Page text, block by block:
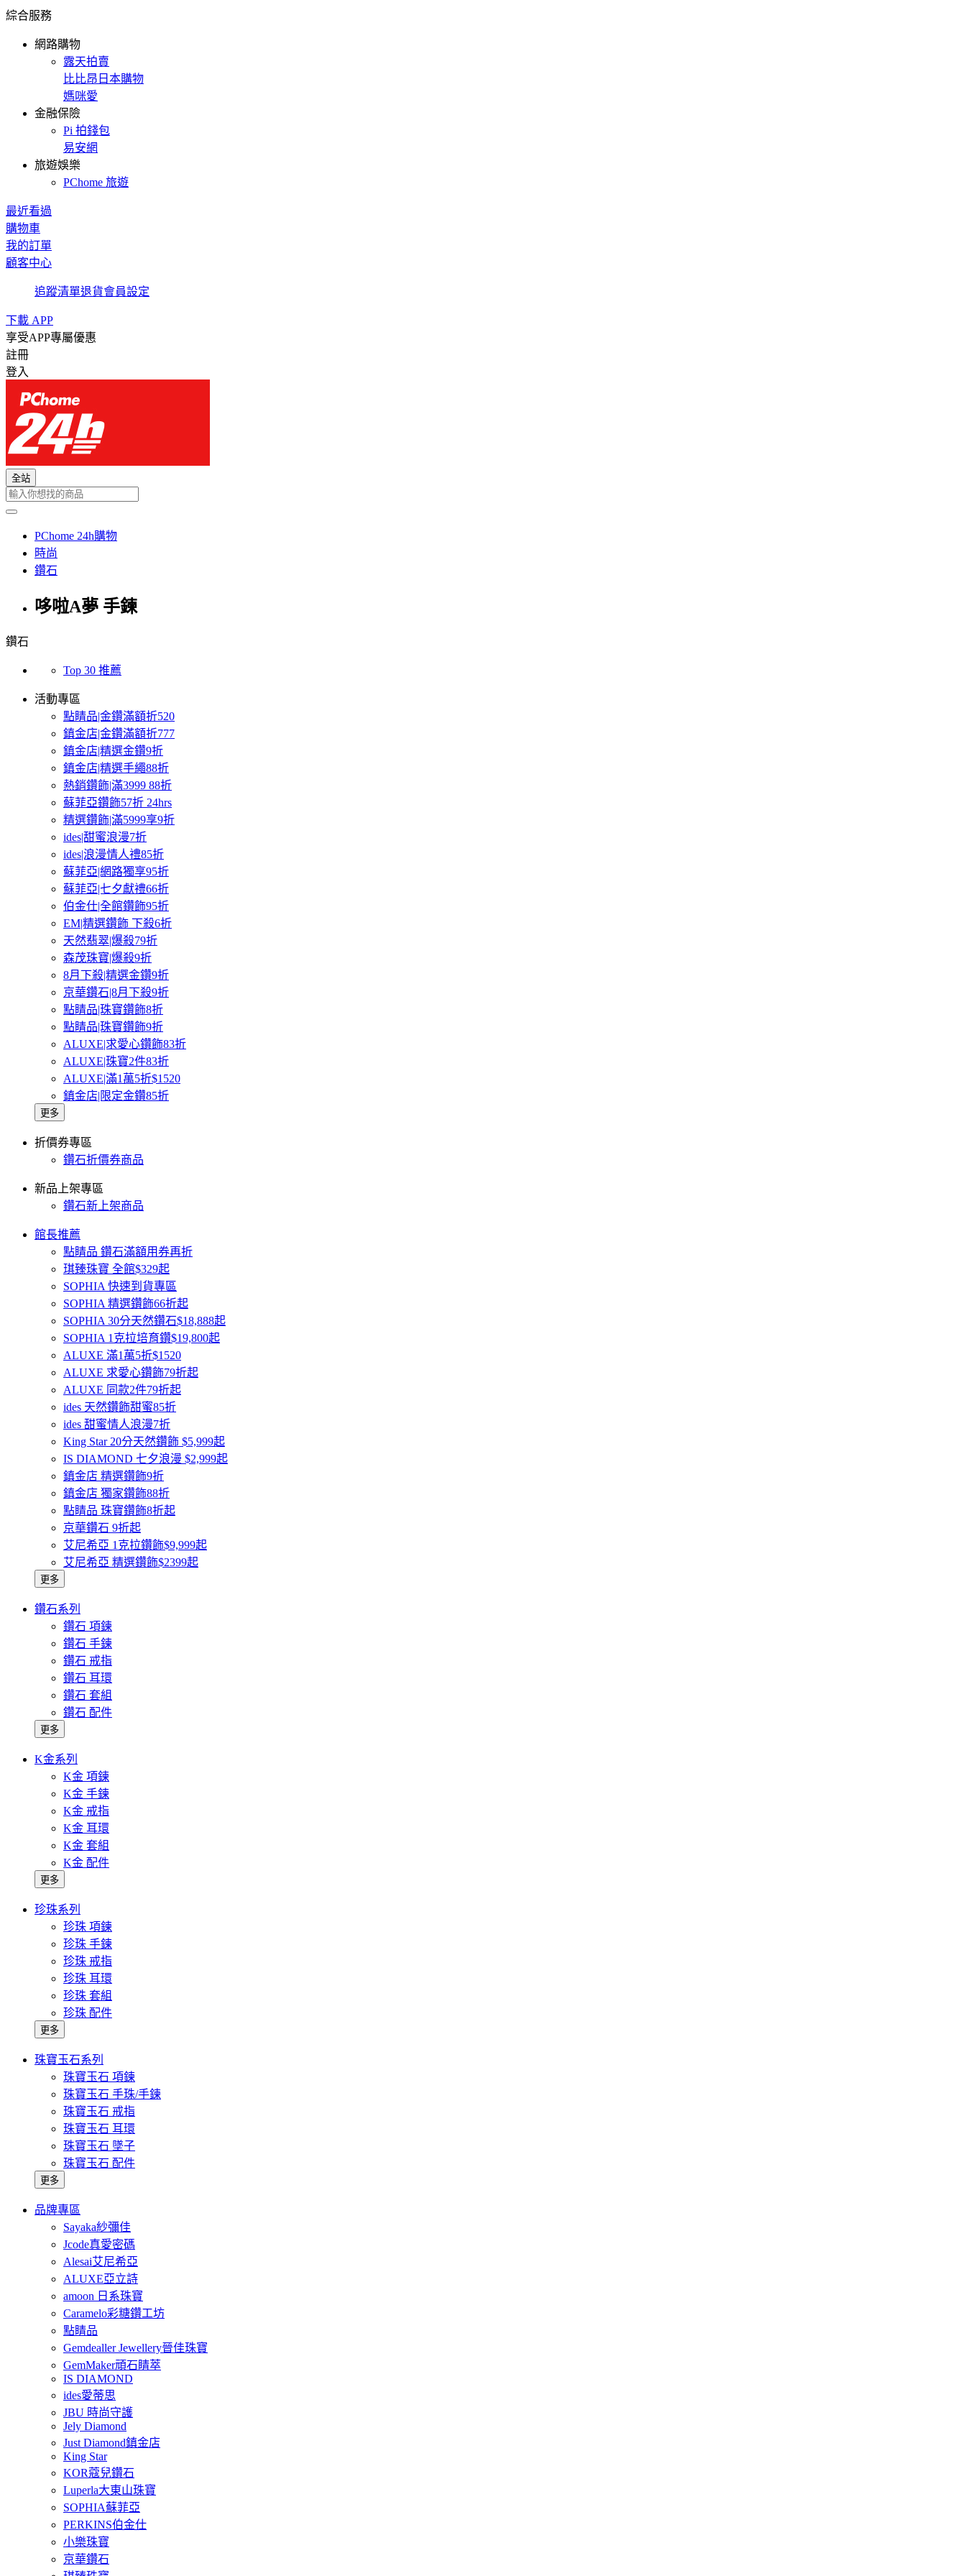
綜合服務
網路購物
露天拍賣
比比昂日本購物
媽咪愛
金融保險
Pi 拍錢包
易安網
旅遊娛樂
PChome 旅遊
最近看過
購物車
我的訂單
顧客中心
追蹤清單退貨會員設定
下載 APP
享受APP專屬優惠
註冊
登入
全站
PChome 24h購物
時尚
鑽石
哆啦A夢 手鍊
鑽石
Top 30 推薦
活動專區
點睛品|金鑽滿額折520
鎮金店|金鑽滿額折777
鎮金店|精選金鑽9折
鎮金店|精選手繩88折
熱銷鑽飾|滿3999 88折
蘇菲亞鑽飾57折 24hrs
精選鑽飾|滿5999享9折
ides|甜蜜浪漫7折
ides|浪漫情人禮85折
蘇菲亞|網路獨享95折
蘇菲亞|七夕獻禮66折
伯金仕|全館鑽飾95折
EM|精選鑽飾 下殺6折
天然翡翠|爆殺79折
森茂珠寶|爆殺9折
8月下殺|精選金鑽9折
京華鑽石|8月下殺9折
點睛品|珠寶鑽飾8折
點睛品|珠寶鑽飾9折
ALUXE|求愛心鑽飾83折
ALUXE|珠寶2件83折
ALUXE|滿1萬5折$1520
鎮金店|限定金鑽85折
更多
折價券專區
鑽石折價券商品
新品上架專區
鑽石新上架商品
館長推薦
點睛品 鑽石滿額用券再折
琪臻珠寶 全館$329起
SOPHIA 快速到貨專區
SOPHIA 精選鑽飾66折起
SOPHIA 30分天然鑽石$18,888起
SOPHIA 1克拉培育鑽$19,800起
ALUXE 滿1萬5折$1520
ALUXE 求愛心鑽飾79折起
ALUXE 同款2件79折起
ides 天然鑽飾甜蜜85折
ides 甜蜜情人浪漫7折
King Star 20分天然鑽飾 $5,999起
IS DIAMOND 七夕浪漫 $2,999起
鎮金店 精選鑽飾9折
鎮金店 獨家鑽飾88折
點睛品 珠寶鑽飾8折起
京華鑽石 9折起
艾尼希亞 1克拉鑽飾$9,999起
艾尼希亞 精選鑽飾$2399起
更多
鑽石系列
鑽石 項鍊
鑽石 手鍊
鑽石 戒指
鑽石 耳環
鑽石 套組
鑽石 配件
更多
K金系列
K金 項鍊
K金 手鍊
K金 戒指
K金 耳環
K金 套組
K金 配件
更多
珍珠系列
珍珠 項鍊
珍珠 手鍊
珍珠 戒指
珍珠 耳環
珍珠 套組
珍珠 配件
更多
珠寶玉石系列
珠寶玉石 項鍊
珠寶玉石 手珠/手鍊
珠寶玉石 戒指
珠寶玉石 耳環
珠寶玉石 墜子
珠寶玉石 配件
更多
品牌專區
Sayaka紗彌佳
Jcode真愛密碼
Alesai艾尼希亞
ALUXE亞立詩
amoon 日系珠寶
Caramelo彩糖鑽工坊
點睛品
Gemdealler Jewellery晉佳珠寶
GemMaker頑石睛萃
IS DIAMOND
ides愛蒂思
JBU 時尚守護
Jely Diamond
Just Diamond鎮金店
King Star
KOR蔻兒鑽石
Luperla大東山珠寶
SOPHIA蘇菲亞
PERKINS伯金仕
小樂珠寶
京華鑽石